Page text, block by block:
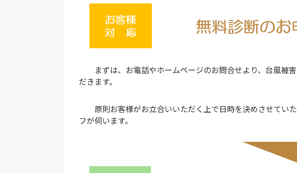
まずは、お電話やホームページのお問合せより、台風被
だきます。
原則お客様がお立合いいただく上で日時を決めさせてい
フが伺います。